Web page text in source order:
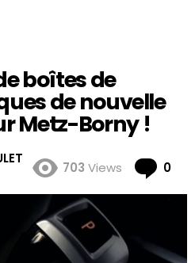
boîtes de
de nouvelle
Metz-Borny !
703 Views 0